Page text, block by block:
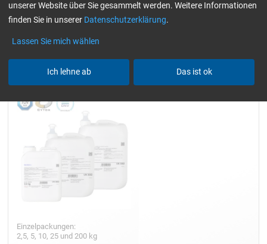
Einzelpackungen:
2,5, 5, 10, 25 und 200 kg
unserer Website über Sie gesammelt werden. Weitere Informationen
finden Sie in unserer Datenschutzerklärung.
Lassen Sie mich wählen
Ich lehne ab Das ist ok